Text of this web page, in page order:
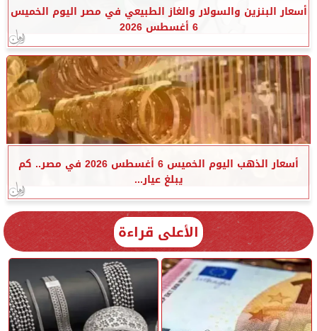
أسعار البنزين والسولار والغاز الطبيعي في مصر اليوم الخميس
6 أغسطس 2026
أسعار الذهب اليوم الخميس 6 أغسطس 2026 في مصر.. كم
يبلغ عيار...
الأعلى قراءة